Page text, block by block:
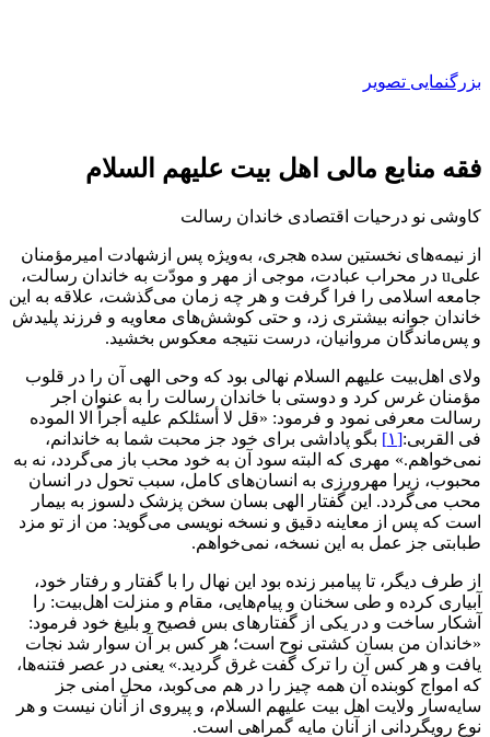
بزرگنمایی تصویر
فقه منابع مالی اهل بیت علیهم السلام
کاوشی نو درحیات اقتصادی خاندان رسالت
از نیمه‌های نخستین سده هجری، به‌ویژه پس ازشهادت امیرمؤمنان
علیu در محراب عبادت، موجی از مهر و مودّت به خاندان رسالت،
جامعه اسلامی را فرا گرفت و هر چه زمان می‌گذشت، علاقه به این
خاندان جوانه بیشتری زد، و حتی کوشش‌های معاویه و فرزند پلیدش
و پس‌ماندگان مروانیان، درست نتیجه معکوس بخشید.
ولای اهل‌بیت علیهم السلام نهالی بود که وحی الهی آن را در قلوب
مؤمنان غرس کرد و دوستی با خاندان رسالت را به عنوان اجر
رسالت معرفی نمود و فرمود: «قل لا أسئلکم علیه أجراً الا الموده
فی القربی:[۱]
بگو پاداشی برای خود جز محبت شما به خاندانم،
نمی‌خواهم.» مهری که البته سود آن به خود محب باز می‌گردد، نه به
محبوب، زیرا مهرورزی به انسان‌های کامل، سبب تحول در انسان
محب می‌گردد. این گفتار الهی بسان سخن پزشک دلسوز به بیمار
است که پس از معاینه دقیق و نسخه نویسی می‌گوید: من از تو مزد
طبابتی جز عمل به این نسخه، نمی‌خواهم.
از طرف دیگر، تا پیامبر زنده بود این نهال را با گفتار و رفتار خود،
آبیاری کرده و طی سخنان و پیام‌هایی، مقام و منزلت اهل‌بیت: را
آشکار ساخت و در یکی از گفتارهای بس فصیح و بلیغ خود فرمود:
«خاندان من بسان کشتی نوح است؛ هر کس بر آن سوار شد نجات
یافت و هر کس آن را ترک گفت غرق گردید.» یعنی در عصر فتنه‌ها،
که امواج کوبنده آن همه چیز را در هم می‌کوبد، محل امنی جز
سایه‌سار ولایت اهل بیت علیهم السلام، و پیروی از آنان نیست و هر
نوع رویگردانی از آنان مایه گمراهی است.